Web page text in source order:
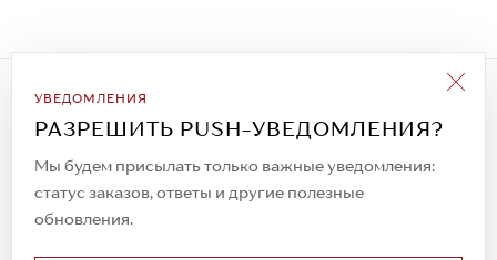
УВЕДОМЛЕНИЯ
РАЗРЕШИТЬ PUSH-УВЕДОМЛЕНИЯ?
Мы будем присылать только важные уведомления:
статус заказов, ответы и другие полезные
обновления.
Подписаться на рассылку
Всегда будьте в курсе новых акций и
спецпредложений!